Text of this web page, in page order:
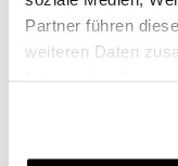
Partner führen
weiteren Daten
Farben:
Colorado Brown
Höhe 40 cm,
Tiefe 23 cm.